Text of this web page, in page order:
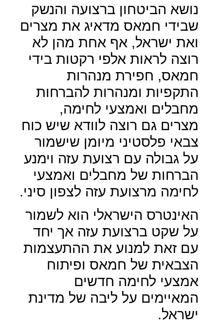
נושא הביטחון ברצועה והנשק
שבידי חמאס מדאיג את מצרים
ואת ישראל, אף אחת מהן לא
רוצה לראות אלפי רקטות בידי
חמאס, חפירת מנהרות
התקפיות ומנהרות להברחות
מחבלים ואמצעי לחימה,
מצרים גם רוצה לוודא שיש כוח
צבאי פלסטיני מיומן שישמור
על גבולה עם רצועת עזה וימנע
הברחות של מחבלים ואמצעי
לחימה מרצועת עזה לצפון סיני.
האינטרס הישראלי הוא לשמור
על שקט ברצועת עזה אך יחד
עם זאת למנוע את ההתעצמות
הצבאית של חמאס ופיתוח
אמצעי לחימה חדשים
המאיימים על ליבה של מדינת
ישראל.